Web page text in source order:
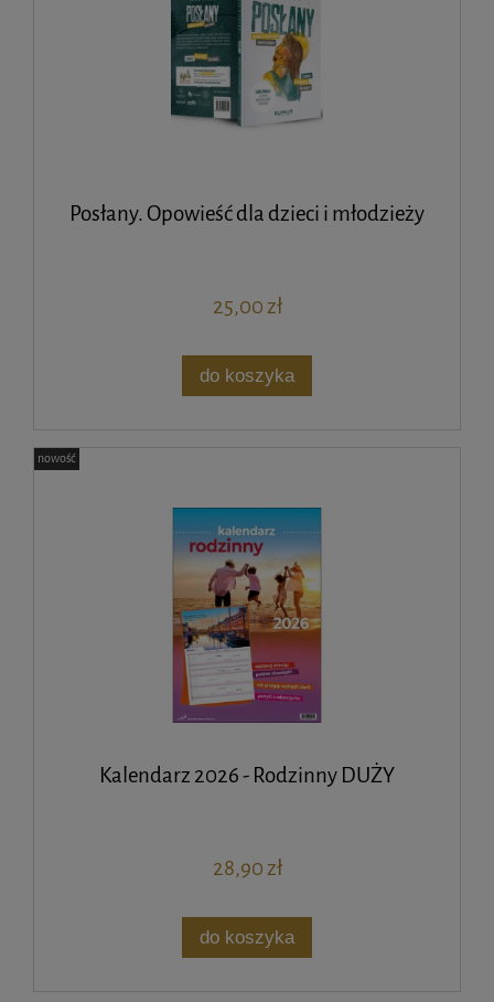
Posłany. Opowieść dla dzieci i młodzieży
25,00 zł
do koszyka
Kalendarz 2026 - Rodzinny DUŻY
28,90 zł
do koszyka
nowość